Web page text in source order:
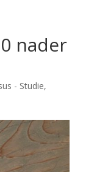
nader
- Studie,